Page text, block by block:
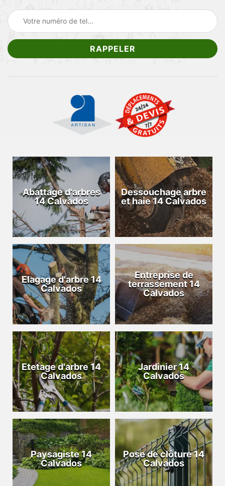
Abattage d'arbres
14 Calvados
Dessouchage arbre
et haie 14 Calvados
Elagage d'arbre 14
Calvados
Entreprise de
terrassement 14
Calvados
Etetage d'arbre 14
Calvados
Jardinier 14
Calvados
Paysagiste 14
Calvados
Pose de clôture 14
Calvados